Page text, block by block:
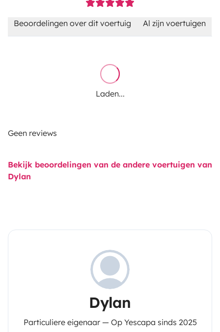
Beoordelingen over dit voertuig Al zijn voertuigen
Laden...
Geen reviews
Bekijk beoordelingen van de andere voertuigen van
Dylan
Dylan
Particuliere eigenaar — Op Yescapa sinds 2025